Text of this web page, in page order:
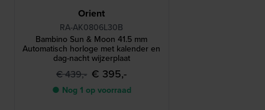
Orient
RA-AK0806L30B
Bambino Sun & Moon 41.5 mm
Automatisch horloge met kalender en
dag-nacht wijzerplaat
€ 439,- € 395,-
● Nog 1 op voorraad